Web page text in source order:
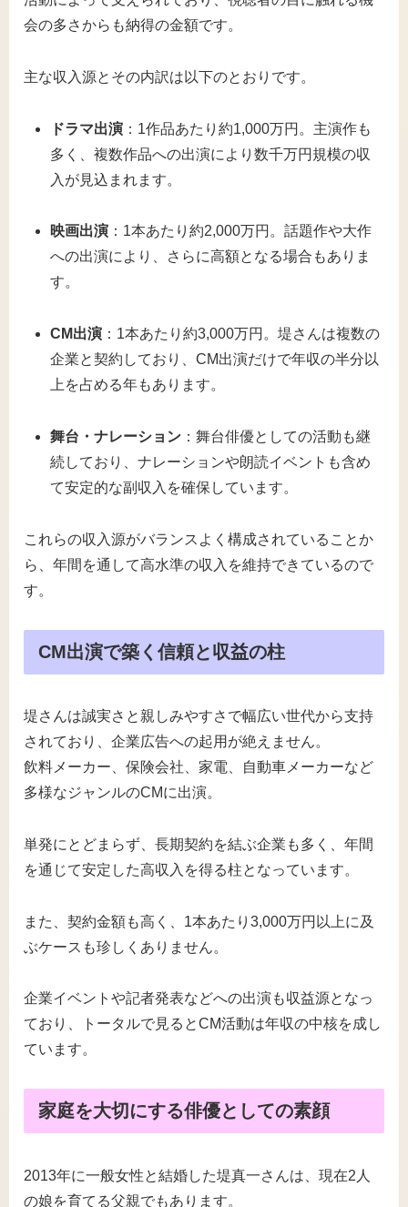
会の多さからも納得の金額です。
主な収入源とその内訳は以下のとおりです。
ドラマ出演 ：1作品あたり約1,000万円。主演作も
多く、複数作品への出演により数千万円規模の収
入が見込まれます。
映画出演 ：1本あたり約2,000万円。話題作や大作
への出演により、さらに高額となる場合もありま
す。
CM出演 ：1本あたり約3,000万円。堤さんは複数の
企業と契約しており、CM出演だけで年収の半分以
上を占める年もあります。
舞台・ナレーション ：舞台俳優としての活動も継
続しており、ナレーションや朗読イベントも含め
て安定的な副収入を確保しています。
これらの収入源がバランスよく構成されていることか
ら、年間を通して高水準の収入を維持できているので
す。
CM出演で築く信頼と収益の柱
堤さんは誠実さと親しみやすさで幅広い世代から支持
されており、企業広告への起用が絶えません。
飲料メーカー、保険会社、家電、自動車メーカーなど
多様なジャンルのCMに出演。
単発にとどまらず、長期契約を結ぶ企業も多く、年間
を通じて安定した高収入を得る柱となっています。
また、契約金額も高く、1本あたり3,000万円以上に及
ぶケースも珍しくありません。
企業イベントや記者発表などへの出演も収益源となっ
ており、トータルで見るとCM活動は年収の中核を成し
ています。
家庭を大切にする俳優としての素顔
2013年に一般女性と結婚した堤真一さんは、現在2人
の娘を育てる父親でもあります。